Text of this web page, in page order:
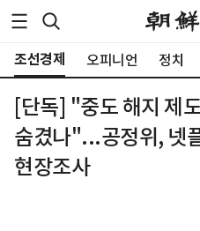
조선경제 오피니언 정치
[단독] "중도 해지 제
숨겼나"...공정위, 넷
현장조사